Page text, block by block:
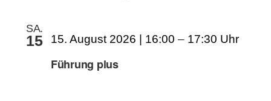
SA.
15
Führung plus
15. August 2026 | 16:00 – 17:30